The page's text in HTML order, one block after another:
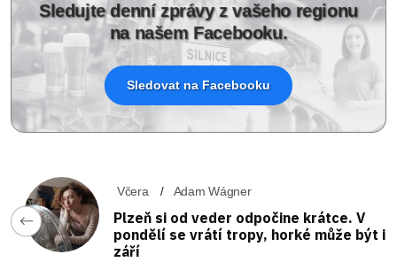
Sledujte denní zprávy z vašeho regionu
na našem Facebooku.
Sledovat na Facebooku
Včera Adam Wágner
Plzeň si od veder odpočine krátce. V
pondělí se vrátí tropy, horké může být i
září